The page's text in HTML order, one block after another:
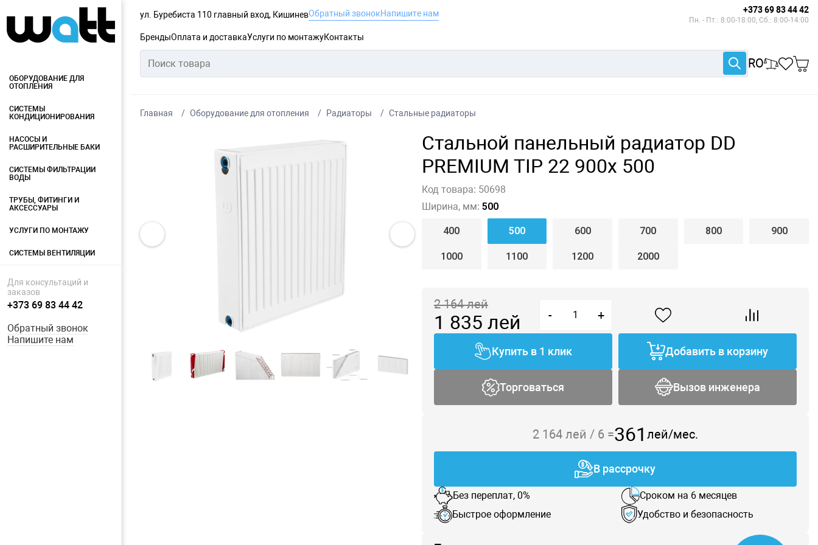
ул. Буребиста 110 главный вход, КишиневОбратный звонокНапишите нам +373 69 83 44 42
Пн. - Пт.: 8:00-18:00, Сб.: 8:00-14:00
БрендыОплата и доставкаУслуги по монтажуКонтакты
RO
ОБОРУДОВАНИЕ ДЛЯ
ОТОПЛЕНИЯ
СИСТЕМЫ
КОНДИЦИОНИРОВАНИЯ
НАСОСЫ И
РАСШИРИТЕЛЬНЫЕ БАКИ
СИСТЕМЫ ФИЛЬТРАЦИИ
ВОДЫ
ТРУБЫ, ФИТИНГИ И
АКСЕССУАРЫ
УСЛУГИ ПО МОНТАЖУ
СИСТЕМЫ ВЕНТИЛЯЦИИ
Для консультаций и
заказов
+373 69 83 44 42
Обратный звонок
Напишите нам
Главная Оборудование для отопления Радиаторы Стальные радиаторы
Стальной панельный радиатор DD
PREMIUM TIP 22 900x 500
Код товара: 50698
Ширина, мм: 500
400 500 600 700 800 900
1000 1100 1200 2000
2 164лей
1 835 лей - +
Купить в 1 клик Добавить в корзину
Торговаться Вызов инженера
2 164 лей / 6=361 лей/мес.
В рассрочку
Без переплат, 0%
Сроком на 6 месяцев
Быстрое оформление
Удобство и безопасность